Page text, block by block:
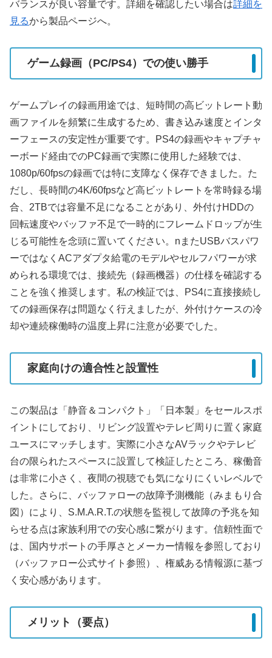
バランスが良い容量です。詳細を確認したい場合は詳細を
見るから製品ページへ。
ゲーム録画（PC/PS4）での使い勝手
ゲームプレイの録画用途では、短時間の高ビットレート動
画ファイルを頻繁に生成するため、書き込み速度とインタ
ーフェースの安定性が重要です。PS4の録画やキャプチャ
ーボード経由でのPC録画で実際に使用した経験では、
1080p/60fpsの録画では特に支障なく保存できました。た
だし、長時間の4K/60fpsなど高ビットレートを常時録る場
合、2TBでは容量不足になることがあり、外付けHDDの
回転速度やバッファ不足で一時的にフレームドロップが生
じる可能性を念頭に置いてください。nまたUSBバスパワ
ーではなくACアダプタ給電のモデルやセルフパワーが求
められる環境では、接続先（録画機器）の仕様を確認する
ことを強く推奨します。私の検証では、PS4に直接接続し
ての録画保存は問題なく行えましたが、外付けケースの冷
却や連続稼働時の温度上昇に注意が必要でした。
家庭向けの適合性と設置性
この製品は「静音＆コンパクト」「日本製」をセールスポ
イントにしており、リビング設置やテレビ周りに置く家庭
ユースにマッチします。実際に小さなAVラックやテレビ
台の限られたスペースに設置して検証したところ、稼働音
は非常に小さく、夜間の視聴でも気になりにくいレベルで
した。さらに、バッファローの故障予測機能（みまもり合
図）により、S.M.A.R.T.の状態を監視して故障の予兆を知
らせる点は家族利用での安心感に繋がります。信頼性面で
は、国内サポートの手厚さとメーカー情報を参照しており
（バッファロー公式サイト参照）、権威ある情報源に基づ
く安心感があります。
メリット（要点）